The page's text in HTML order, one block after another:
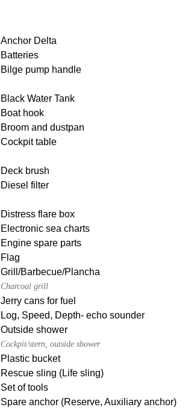
Anchor Delta
Batteries
Bilge pump handle
Black Water Tank
Boat hook
Broom and dustpan
Cockpit table
Deck brush
Diesel filter
Distress flare box
Electronic sea charts
Engine spare parts
Flag
Grill/Barbecue/Plancha
Charcoal grill
Jerry cans for fuel
Log, Speed, Depth- echo sounder
Outside shower
Cockpit/stern, outside shower
Plastic bucket
Rescue sling (Life sling)
Set of tools
Spare anchor (Reserve, Auxiliary anchor)